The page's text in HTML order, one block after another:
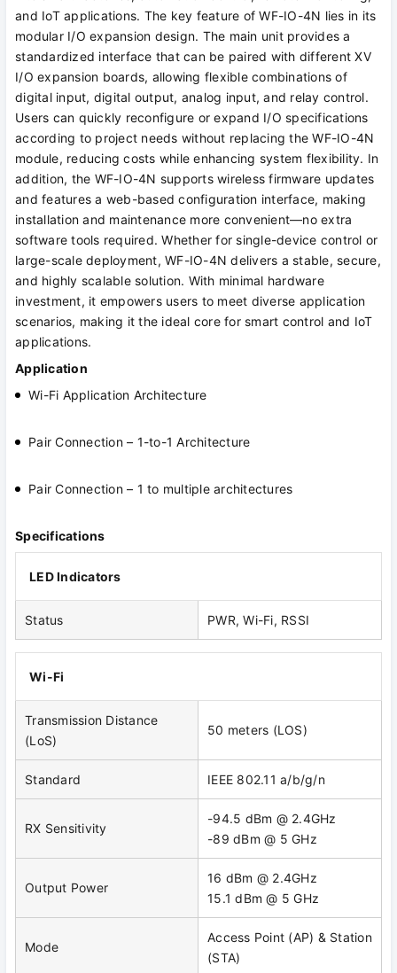
and IoT applications. The key feature of WF-IO-4N lies in its
modular I/O expansion design. The main unit provides a
standardized interface that can be paired with different XV
I/O expansion boards, allowing flexible combinations of
digital input, digital output, analog input, and relay control.
Users can quickly reconfigure or expand I/O specifications
according to project needs without replacing the WF-IO-4N
module, reducing costs while enhancing system flexibility. In
addition, the WF-IO-4N supports wireless firmware updates
and features a web-based configuration interface, making
installation and maintenance more convenient—no extra
software tools required. Whether for single-device control or
large-scale deployment, WF-IO-4N delivers a stable, secure,
and highly scalable solution. With minimal hardware
investment, it empowers users to meet diverse application
scenarios, making it the ideal core for smart control and IoT
applications.
Application
Wi-Fi Application Architecture
Pair Connection – 1-to-1 Architecture
Pair Connection – 1 to multiple architectures
Specifications
LED Indicators
Status PWR, Wi-Fi, RSSI
Wi-Fi
Transmission Distance
(LoS)
50 meters (LOS)
Standard IEEE 802.11 a/b/g/n
RX Sensitivity
-94.5 dBm @ 2.4GHz
-89 dBm @ 5 GHz
Output Power
16 dBm @ 2.4GHz
15.1 dBm @ 5 GHz
Mode
Access Point (AP) & Station
(STA)